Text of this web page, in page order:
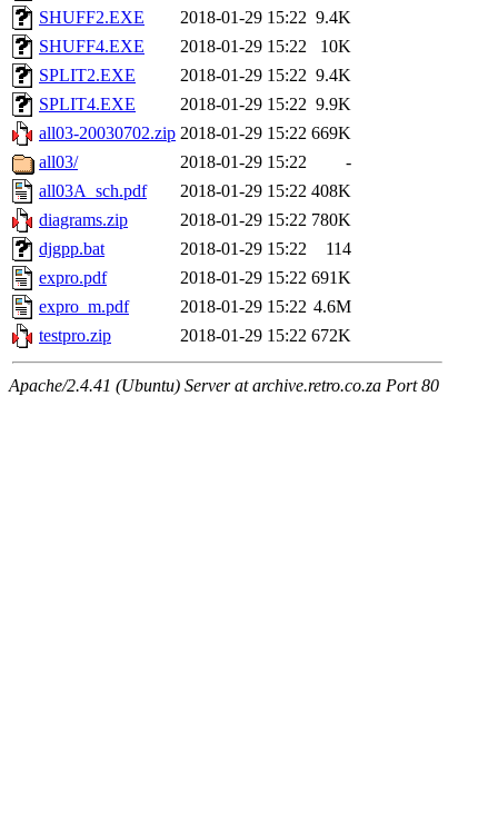
SHUFF2.EXE
2018-01-29 15:22 9.4K
SHUFF4.EXE
2018-01-29 15:22
10K
SPLIT2.EXE
2018-01-29 15:22 9.4K
SPLIT4.EXE
2018-01-29 15:22 9.9K
all03-20030702.zip 2018-01-29 15:22 669K
all03/
2018-01-29 15:22
-
all03A_sch.pdf
2018-01-29 15:22 408K
diagrams.zip
2018-01-29 15:22 780K
djgpp.bat
2018-01-29 15:22
114
expro.pdf
2018-01-29 15:22 691K
expro_m.pdf
2018-01-29 15:22 4.6M
testpro.zip
2018-01-29 15:22 672K
Apache/2.4.41 (Ubuntu) Server at archive.retro.co.za Port 80